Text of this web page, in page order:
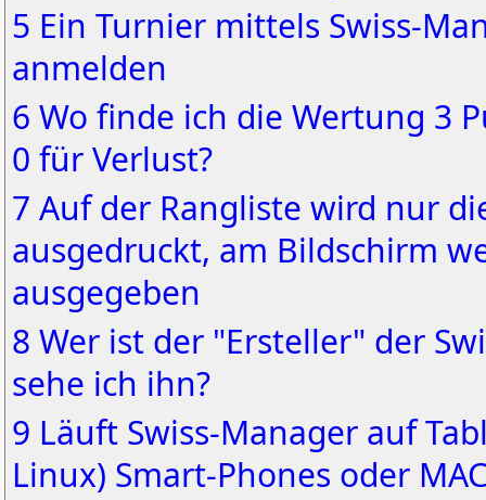
5 Ein Turnier mittels Swiss-
anmelden
6 Wo finde ich die Wertung 3
0 für Verlust?
7 Auf der Rangliste wird nur
ausgedruckt, am Bildschirm
ausgegeben
8 Wer ist der "Ersteller" der
sehe ich ihn?
9 Läuft Swiss-Manager auf
Linux) Smart-Phones oder